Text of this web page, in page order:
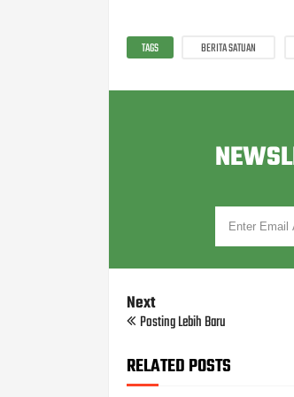
TAGS BERITA SATUAN
Next
Posting Lebih Baru
RELATED POSTS